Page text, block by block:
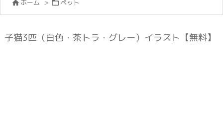
 ホーム > ペット
子猫3匹（白色・茶トラ・グレー）イラスト【無料】